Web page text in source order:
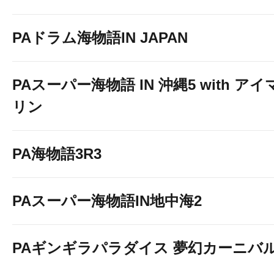
PAドラム海物語IN JAPAN
PAスーパー海物語 IN 沖縄5 with アイ
リン
PA海物語3R3
PAスーパー海物語IN地中海2
PAギンギラパラダイス 夢幻カーニバ